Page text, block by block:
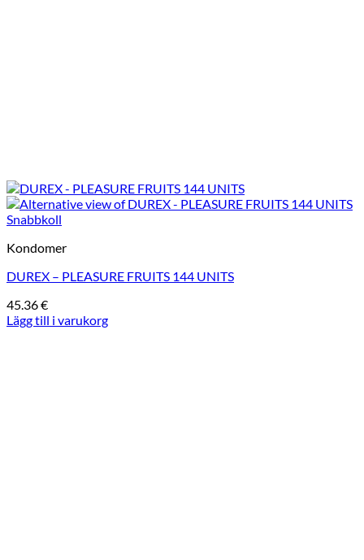
Snabbkoll
Kondomer
DUREX – PLEASURE FRUITS 144 UNITS
45.36€
Lägg till i varukorg